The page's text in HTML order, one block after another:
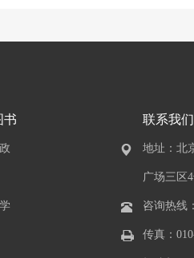
书 联系我们
地址：北
广场三区
咨询热线
传真：